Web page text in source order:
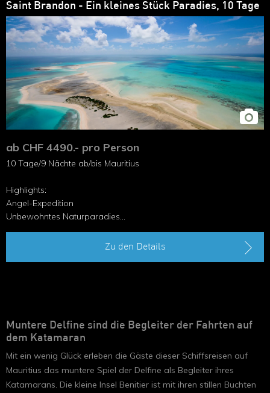
Saint Brandon - Ein kleines Stück Paradies, 10 Tage
ab CHF 4490.- pro Person
10 Tage/9 Nächte ab/bis Mauritius
Highlights:
Angel-Expedition
Unbewohntes Naturparadies
Einzigartige Flora und Fauna
Zu den Details
Muntere Delfine sind die Begleiter der Fahrten auf
dem Katamaran
Mit ein wenig Glück erleben die Gäste dieser Schiffsreisen auf
Mauritius das muntere Spiel der Delfine als Begleiter ihres
Katamarans. Die kleine Insel Benitier ist mit ihren stillen Buchten